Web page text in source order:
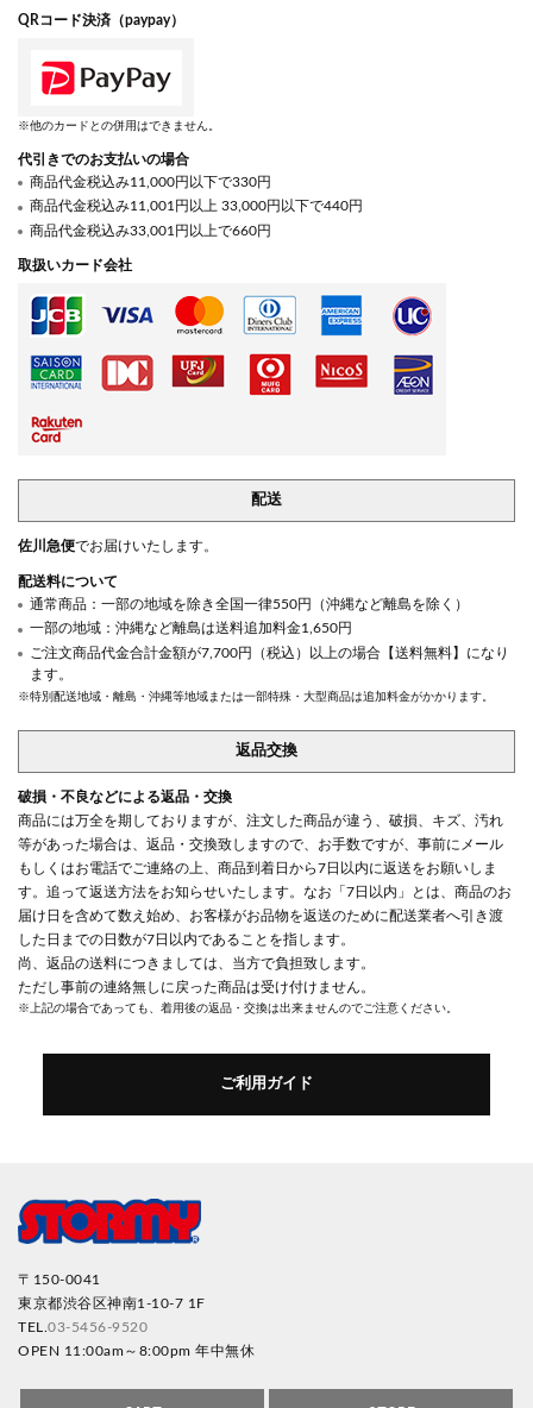
QRコード決済（paypay）
※他のカードとの併用はできません。
代引きでのお支払いの場合
商品代金税込み11,000円以下で330円
商品代金税込み11,001円以上 33,000円以下で440円
商品代金税込み33,001円以上で660円
取扱いカード会社
配送
佐川急便でお届けいたします。
配送料について
通常商品：一部の地域を除き全国一律550円（沖縄など離島を除く）
一部の地域：沖縄など離島は送料追加料金1,650円
ご注文商品代金合計金額が7,700円（税込）以上の場合【送料無料】になり
ます。
※特別配送地域・離島・沖縄等地域または一部特殊・大型商品は追加料金がかかります。
返品交換
破損・不良などによる返品・交換
商品には万全を期しておりますが、注文した商品が違う、破損、キズ、汚れ
等があった場合は、返品・交換致しますので、お手数ですが、事前にメール
もしくはお電話でご連絡の上、商品到着日から7日以内に返送をお願いしま
す。追って返送方法をお知らせいたします。なお「7日以内」とは、商品のお
届け日を含めて数え始め、お客様がお品物を返送のために配送業者へ引き渡
した日までの日数が7日以内であることを指します。
尚、返品の送料につきましては、当方で負担致します。
ただし事前の連絡無しに戻った商品は受け付けません。
※上記の場合であっても、着用後の返品・交換は出来ませんのでご注意ください。
ご利用ガイド
〒150-0041
東京都渋谷区神南1-10-7 1F
TEL. 03-5456-9520
OPEN 11:00am～8:00pm 年中無休